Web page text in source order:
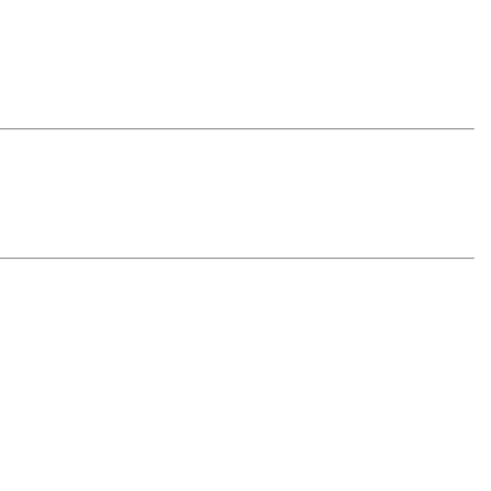
Vipps, Klarna och Google Pay.
debiteras kortet/fakturan.